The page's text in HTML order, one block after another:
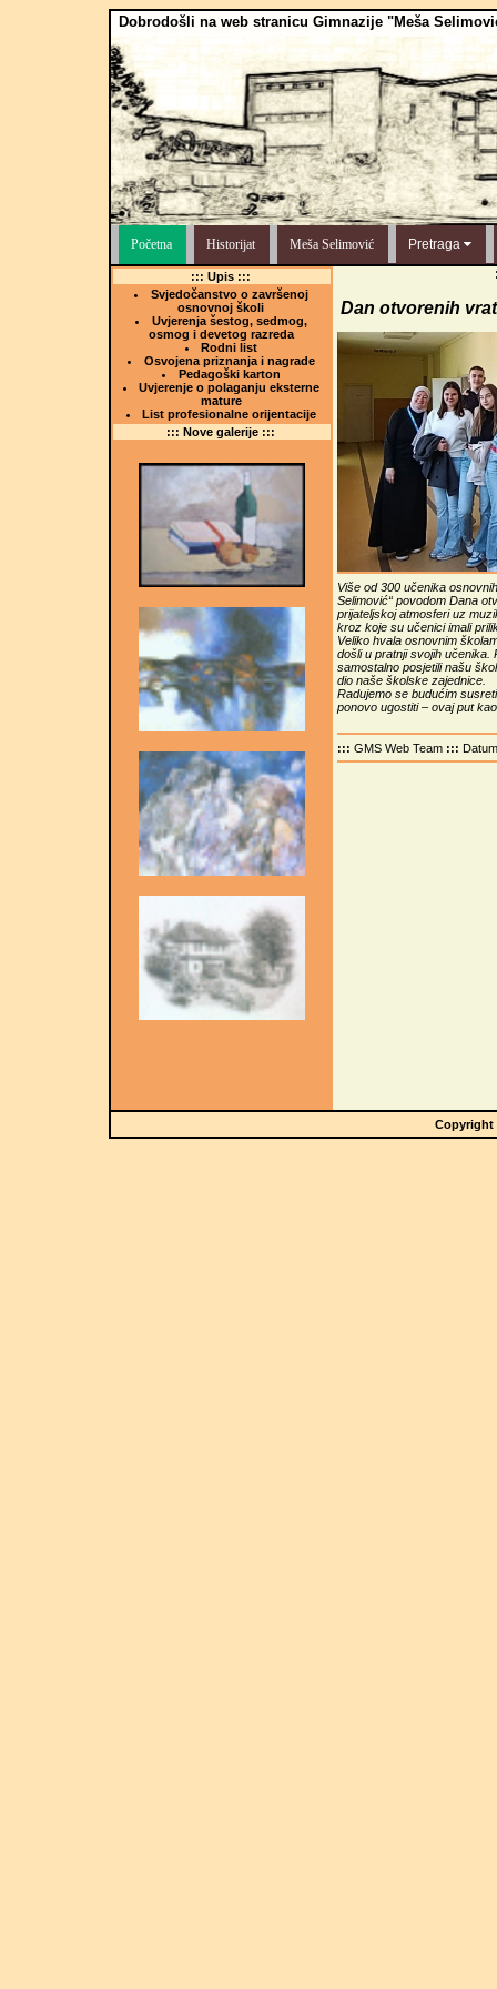
Dobrodošli na web stranicu Gimnazije "Meša
Početna Historijat Meša Selimović Pretraga
::: Upis :::
Svjedočanstvo o završenoj
osnovnoj školi
Uvjerenja šestog, sedmog,
osmog i devetog razreda
Rodni list
Osvojena priznanja i nagrade
Pedagoški karton
Uvjerenje o polaganju eksterne
mature
List profesionalne orijentacije
::: Nove galerije :::
Dan otvorenih
Više od 300 učenika
Selimović“ povodom Dana
prijateljskoj atmosferi uz
kroz koje su učenici imali
Veliko hvala osnovnim
došli u pratnji svojih učenika.
samostalno posjetili našu
dio naše školske zajednice.
Radujemo se budućim
ponovo ugostiti – ovaj put
::: GMS Web Team :::
Copyright